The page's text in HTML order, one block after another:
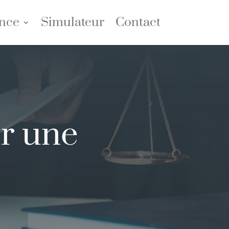
Simulateur Contact
une